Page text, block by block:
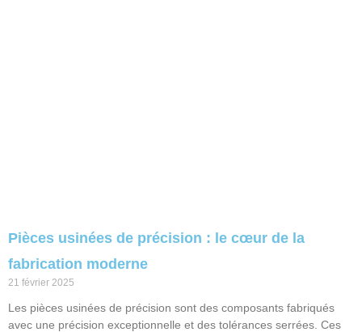
Pièces usinées de précision : le cœur de la
fabrication moderne
21 février 2025
Les pièces usinées de précision sont des composants fabriqués
avec une précision exceptionnelle et des tolérances serrées. Ces